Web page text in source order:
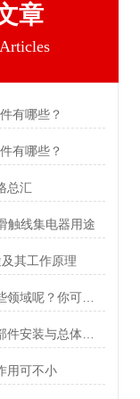
章
有哪些？
有哪些？
总汇
触线集电器用途
其工作原理
三相调压器应用于哪些领域呢？你可知道？
安全滑触线中的相关部件安装与总体特点
用可不小